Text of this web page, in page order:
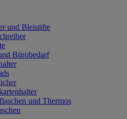
und Bleistifte
Bürobedarf
und Thermos